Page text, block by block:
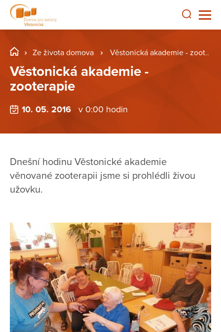
Ze života domova Věstonická akademie - zooterapie
Věstonická akademie -
zooterapie
10. 05. 2016 v 0:00 hodin
Dnešní hodinu Věstonické akademie
věnované zooterapii jsme si prohlédli živou
užovku.